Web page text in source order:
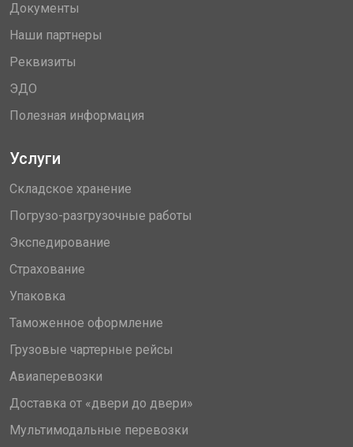
Документы
Наши партнеры
Реквизиты
ЭДО
Полезная информация
Услуги
Складское хранение
Погрузо-разгрузочные работы
Экспедирование
Страхование
Упаковка
Таможенное оформление
Грузовые чартерные рейсы
Авиаперевозки
Доставка от «двери до двери»
Мультимодальные перевозки